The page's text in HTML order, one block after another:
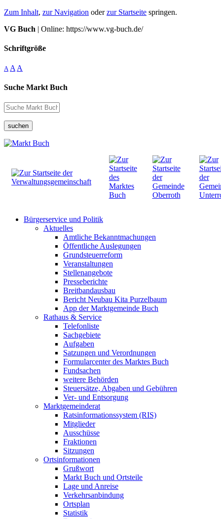
Zum Inhalt, zur Navigation oderzur Startseite springen.
VG Buch | Online: https://www.vg-buch.de/
Schriftgröße
A A A
Suche Markt Buch
suchen
Bürgerservice und Politik
Aktuelles
Amtliche Bekanntmachungen
Öffentliche Auslegungen
Grundsteuerreform
Veranstaltungen
Stellenangebote
Presseberichte
Breitbandausbau
Bericht Neubau Kita Purzelbaum
App der Marktgemeinde Buch
Rathaus & Service
Telefonliste
Sachgebiete
Aufgaben
Satzungen und Verordnungen
Formularcenter des Marktes Buch
Fundsachen
weitere Behörden
Steuersätze, Abgaben und Gebühren
Ver- und Entsorgung
Marktgemeinderat
Ratsinformationssystem (RIS)
Mitglieder
Ausschüsse
Fraktionen
Sitzungen
Ortsinformationen
Grußwort
Markt Buch und Ortsteile
Lage und Anreise
Verkehrsanbindung
Ortsplan
Statistik